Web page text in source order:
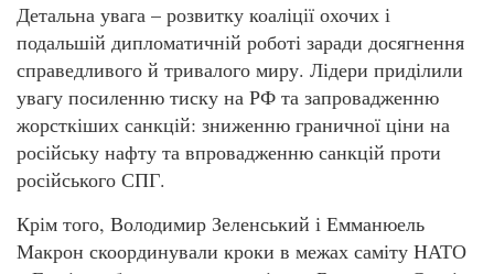
Детальна увага – розвитку коаліції охочих і
подальшій дипломатичній роботі заради досягнення
справедливого й тривалого миру. Лідери приділили
увагу посиленню тиску на РФ та запровадженню
жорсткіших санкцій: зниженню граничної ціни на
російську нафту та впровадженню санкцій проти
російського СПГ.
Крім того, Володимир Зеленський і Емманюель
Макрон скоординували кроки в межах саміту НАТО